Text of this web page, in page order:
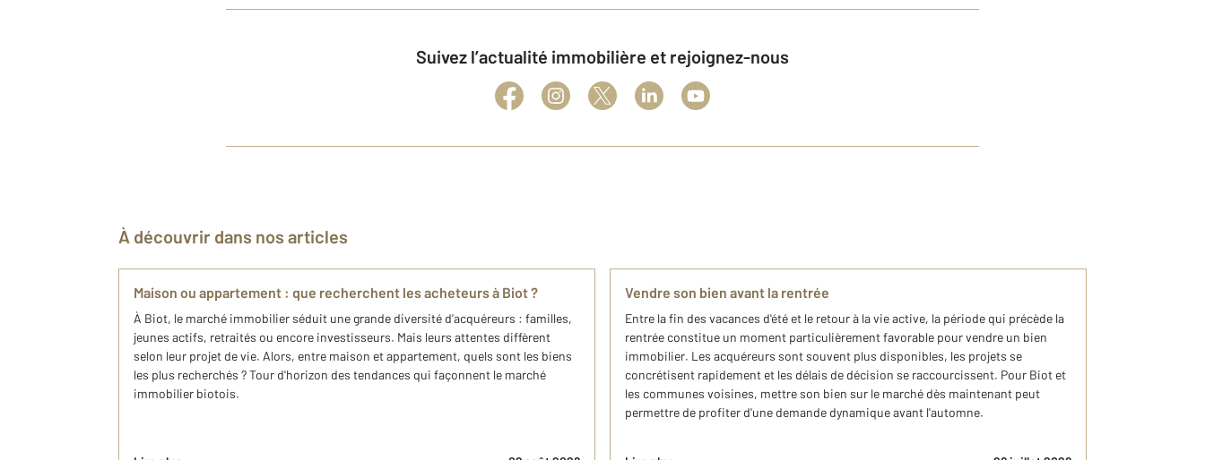
Suivez l’actualité immobilière et rejoignez-nous
À découvrir dans nos articles
Maison ou appartement : que recherchent les acheteurs à Biot ?
À Biot, le marché immobilier séduit une grande diversité d'acquéreurs : familles,
jeunes actifs, retraités ou encore investisseurs. Mais leurs attentes diffèrent
selon leur projet de vie. Alors, entre maison et appartement, quels sont les biens
les plus recherchés ? Tour d'horizon des tendances qui façonnent le marché
immobilier biotois.
Vendre son bien avant la rentrée
Entre la fin des vacances d'été et le retour à la vie active, la période qui précède la
rentrée constitue un moment particulièrement favorable pour vendre un bien
immobilier. Les acquéreurs sont souvent plus disponibles, les projets se
concrétisent rapidement et les délais de décision se raccourcissent. Pour Biot et
les communes voisines, mettre son bien sur le marché dès maintenant peut
permettre de profiter d'une demande dynamique avant l'automne.